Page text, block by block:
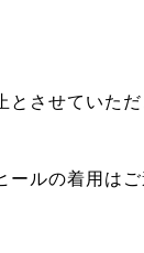
させていただ
ルの着用はご